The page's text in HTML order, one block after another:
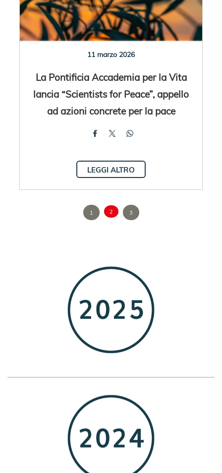
11 marzo 2026
La Pontificia Accademia per la Vita
lancia “Scientists for Peace”, appello
ad azioni concrete per la pace
LEGGI ALTRO
1 2 3